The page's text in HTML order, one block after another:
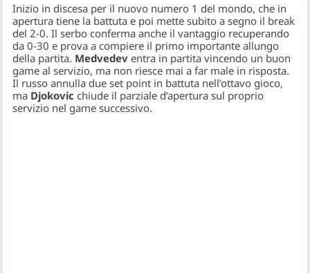
Inizio in discesa per il nuovo numero 1 del mondo, che in
apertura tiene la battuta e poi mette subito a segno il break
del 2-0. Il serbo conferma anche il vantaggio recuperando
da 0-30 e prova a compiere il primo importante allungo
della partita. Medvedev entra in partita vincendo un buon
game al servizio, ma non riesce mai a far male in risposta.
Il russo annulla due set point in battuta nell’ottavo gioco,
ma Djokovic chiude il parziale d’apertura sul proprio
servizio nel game successivo.